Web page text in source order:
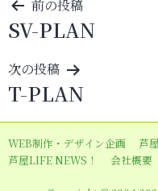
投
稿
ナ
ビ
ゲ
ー
シ
前の投稿
SV-PLAN
次の投稿
T-PLAN
WEB制作・デザイン企画 芦
芦屋LIFE NEWS！
会社概要